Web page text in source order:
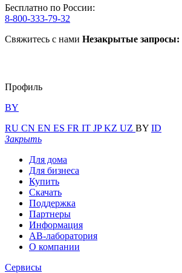
Бесплатно по России:
8-800-333-79-32
Свяжитесь с нами Незакрытые запросы:
Профиль
BY
RU CN EN ES FR IT JPKZ UZ BY ID
Закрыть
Для дома
Для бизнеса
Купить
Скачать
Поддержка
Партнеры
Информация
АВ-лаборатория
О компании
Сервисы